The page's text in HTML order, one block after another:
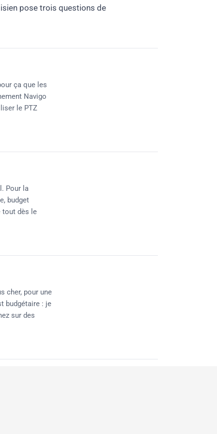
pose trois questions de
ça que les
Navigo
le PTZ
Pour la
budget
tout dès le
cher, pour une
budgétaire : je
sur des